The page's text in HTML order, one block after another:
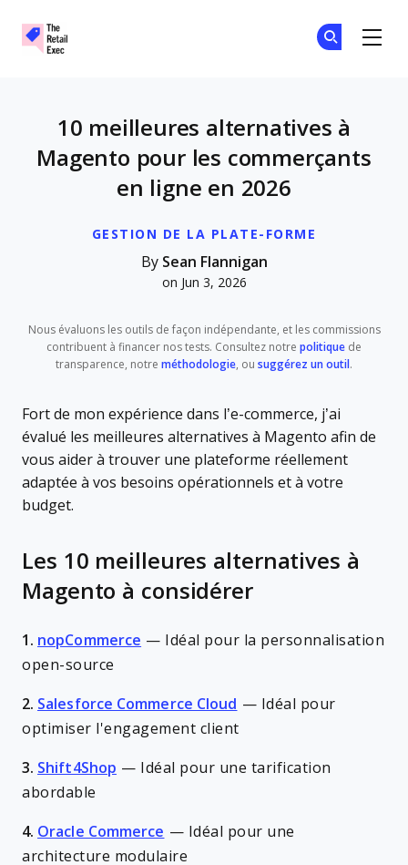
GESTION DE LA PLATE-FORME
10 meilleures alternatives à
Magento pour les commerçants
en ligne en 2026
By Sean Flannigan
on Jun 3, 2026
Nous évaluons les outils de façon indépendante, et les commissions
contribuent à financer nos tests. Consultez notre politique de
transparence, notre méthodologie, ou suggérez un outil .
Fort de mon expérience dans l’e-commerce, j’ai
évalué les meilleures alternatives à Magento afin de
vous aider à trouver une plateforme réellement
adaptée à vos besoins opérationnels et à votre
budget.
Les 10 meilleures alternatives à
Magento à considérer
1. nopCommerce —
Idéal pour la personnalisation
open-source
2. Salesforce Commerce Cloud — Idéal pour
optimiser l'engagement client
3. Shift4Shop —
Idéal pour une tarification
abordable
4. Oracle Commerce — Idéal pour une
architecture modulaire